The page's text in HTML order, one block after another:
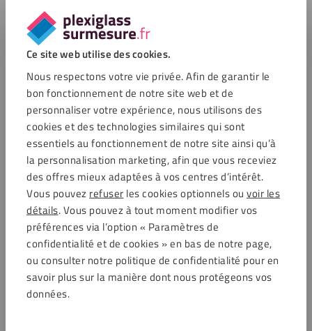
Ce site web utilise des cookies.
Nous respectons votre vie privée. Afin de garantir le
bon fonctionnement de notre site web et de
personnaliser votre expérience, nous utilisons des
cookies et des technologies similaires qui sont
essentiels au fonctionnement de notre site ainsi qu’à
la personnalisation marketing, afin que vous receviez
des offres mieux adaptées à vos centres d’intérêt.
Vous pouvez refuser les cookies optionnels ou voir les
détails. Vous pouvez à tout moment modifier vos
préférences via l’option « Paramètres de
confidentialité et de cookies » en bas de notre page,
ou consulter notre politique de confidentialité pour en
savoir plus sur la manière dont nous protégeons vos
données.
Nettoyage et désinfection d’une vitre
hygiénique en plexiglass
Comme le but de nos écrans est d’empêcher la propagation
des gouttelettes issues des éternuement et de la toux, il est
essentiel de les nettoyer et les de désinfecter régulièrement.
Pour cela, vous pouvez utiliser notrekit de désinfection
spécial plexiglass , disponible sur notre boutique en ligne. Il
est également recommandé de les traiter régulièrement à
l’aide d’unnettoyant antistatiqueafin d’éviter que le
plexiglass n’attire la poussière. Ainsi, le matériau restera
propre plus longtemps et ne présentera aucune rayure sur sa
surface.
Achat d’écrans anti-éternuements en
acrylique